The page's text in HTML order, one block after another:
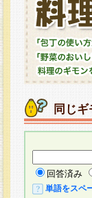
同じ
回答済み
単語をスペ